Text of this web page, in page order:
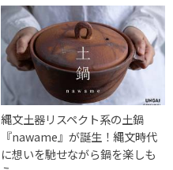
縄文土器リスペクト系の土鍋
『nawame』が誕生！縄文時代
に想いを馳せながら鍋を楽しも